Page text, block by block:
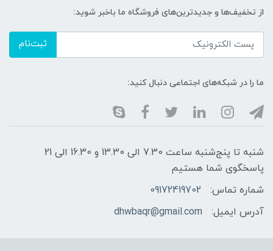
از تخفیف‌ها و جدیدترین‌های فروشگاه ما باخبر شوید:
ثبت‌نام
ما را در شبکه‌های اجتماعی دنبال کنید:
شنبه تا پنج‌شنبه ساعت 7.30 الی 13.30 و 16.30 الی 21
پاسخگوی شما هستیم
شماره تماس:
09172419702
آدرس ایمیل:
dhwbaqr@gmail.com